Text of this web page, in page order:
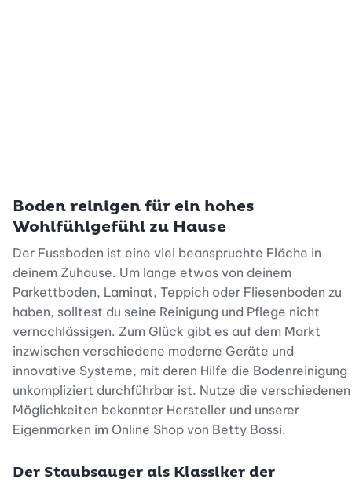
Boden reinigen für ein hohes
Wohlfühlgefühl zu Hause
Der Fussboden ist eine viel beanspruchte Fläche in
deinem Zuhause. Um lange etwas von deinem
Parkettboden, Laminat, Teppich oder Fliesenboden zu
haben, solltest du seine Reinigung und Pflege nicht
vernachlässigen. Zum Glück gibt es auf dem Markt
inzwischen verschiedene moderne Geräte und
innovative Systeme, mit deren Hilfe die Bodenreinigung
unkompliziert durchführbar ist. Nutze die verschiedenen
Möglichkeiten bekannter Hersteller und unserer
Eigenmarken im Online Shop von Betty Bossi.
Der Staubsauger als Klassiker der